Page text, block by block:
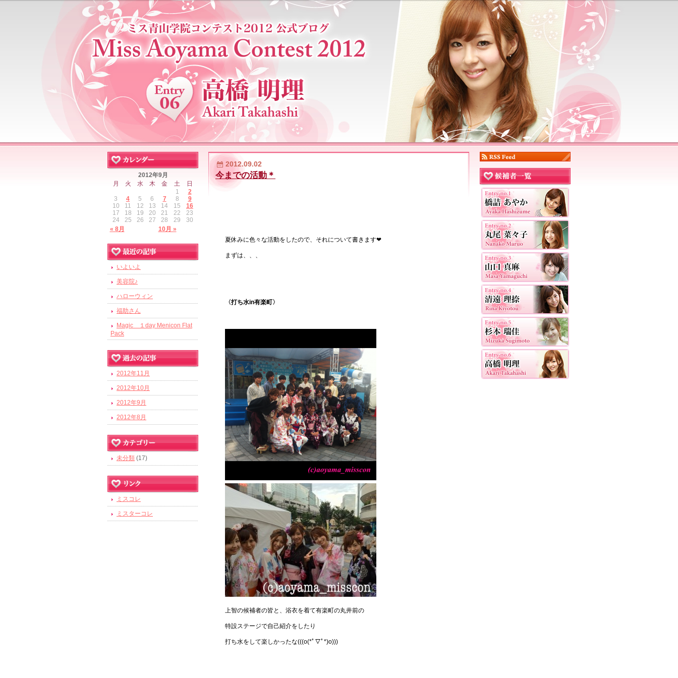
2012.09.02
今までの活動＊
夏休みに色々な活動をしたので、それについて書きます❤
まずは、、、
〈打ち水in有楽町〉
上智の候補者の皆と、浴衣を着て有楽町の丸井前の
特設ステージで自己紹介をしたり
打ち水をして楽しかったな(((o(*ﾟ▽ﾟ*)o)))
2012年9月
月
火 水 木 金 土 日
« 8月 10月 »
1
2
3
4 5 6 7 8
9
10
11 12 13 14 15
16
17
18 19 20 21 22
23
24
25 26 27 28 29 30
いよいよ
美容院♪
ハローウィン
福助さん
Magic １day Menicon Flat
Pack
2012年11月
2012年10月
2012年9月
2012年8月
未分類 (17)
ミスコレ
ミスターコレ